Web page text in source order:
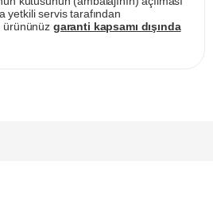
yetkili servis tarafından
ürününüz garanti kapsamı dışında